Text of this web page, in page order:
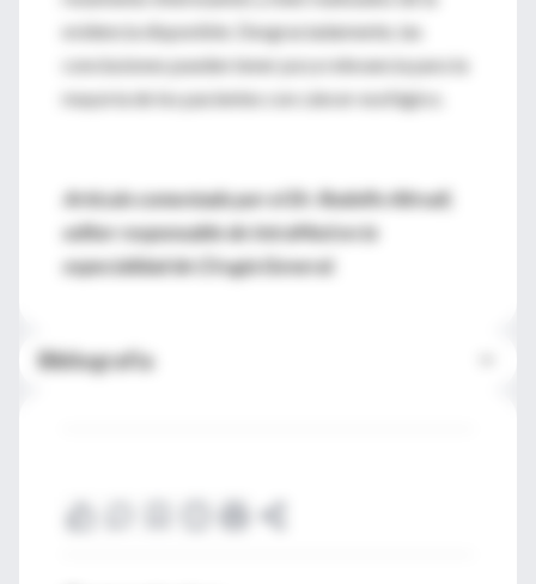
evidencia disponible. Desgraciadamente, las
conclusiones pueden tener poca relevancia para la
mayoría de los pacientes con cáncer esofágico.
Artículo comentado por el Dr. Rodolfo Altrudi,
editor responsable de IntraMed en la
especialidad de Cirugía General.
Bibliografía